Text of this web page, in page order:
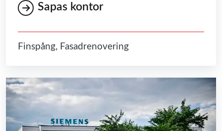
Sapas kontor
Finspång, Fasadrenovering